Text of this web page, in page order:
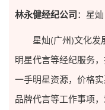
林永健经纪公司：星
星灿(广州)文化发展
明星代言等经纪服务
一手明星资源，价格
品牌代言等工作事项